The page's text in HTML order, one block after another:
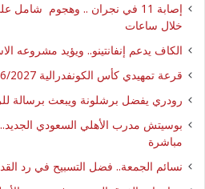
إصابة 11 في نجران .. وهجوم شامل
خلال ساعات
الكاف يدعم إنفانتينو.. ويؤيد مشروعه
قرعة تمهيدي كأس الكونفدرالية 26/2027
رودري يفضل برشلونة ويبعث برسالة
بوسيتش مدرب الأهلي السعودي
مباشرة
نسائم الجمعة.. فضل التسبيح في رد